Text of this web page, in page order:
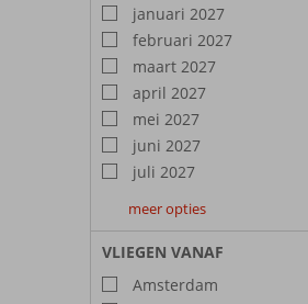
januari 2027
februari 2027
maart 2027
april 2027
mei 2027
juni 2027
juli 2027
augustus
2027
september
2027
oktober
2027
meer opties
VLIEGEN VANAF
Amsterdam